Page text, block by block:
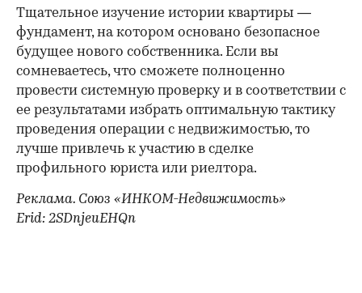
Тщательное изучение истории квартиры —
фундамент, на котором основано безопасное
будущее нового собственника. Если вы
сомневаетесь, что сможете полноценно
провести системную проверку и в соответствии с
ее результатами избрать оптимальную тактику
проведения операции с недвижимостью, то
лучше привлечь к участию в сделке
профильного юриста или риелтора.
Реклама. Союз «ИНКОМ-Недвижимость»
Erid: 2SDnjeuEHQn